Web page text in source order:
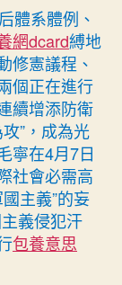
舉
世
熱
門
｜
警
戒！
japan(日
本)
“新
型
軍
國
體系體例、
網dcard縛地
修憲議程、
個正在進行
續增添防衛
”，成為光
寧在4月7日
社會必需高
主義”的妄
義侵犯汗
包養意思